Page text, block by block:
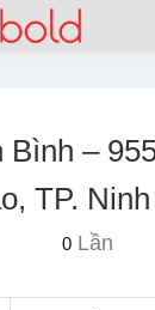
Bình –
TP.
0Lần